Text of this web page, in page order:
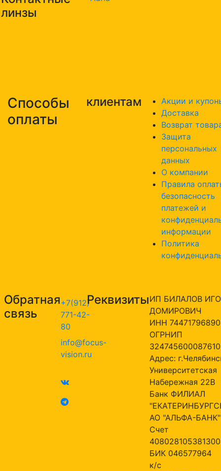
линзы
Способы
оплаты
клиентам
Акции и
Доставка
Возврат
Защита
персональных
данных
О компании
Правила
безопасность
платежей и
информации
Политика
Обратная
связь
+7(912)
771-42-
80
info@focus-
vision.ru
РеквизитыИП БИЛАЛОВ
ДОМИРОВИЧ
ИНН
ОГРНИП
324745600087610
Адрес:
Университетская
Набережная 22В
Банк ФИЛИАЛ
АО "АЛЬФА-БАНК"
Счет
БИК 046577964
к/с